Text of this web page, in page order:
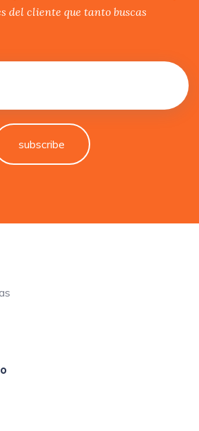
del cliente que tanto buscas
subscribe